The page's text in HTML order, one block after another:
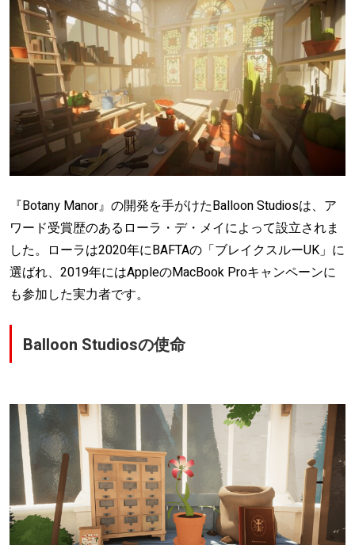
『Botany Manor』の開発を手がけたBalloon Studiosは、ア
ワード受賞歴のあるローラ・デ・メイによって設立されま
した。ローラは2020年にBAFTAの「ブレイクスルーUK」に
選ばれ、2019年にはAppleのMacBook Proキャンペーンに
も参加した実力者です。
Balloon Studiosの使命